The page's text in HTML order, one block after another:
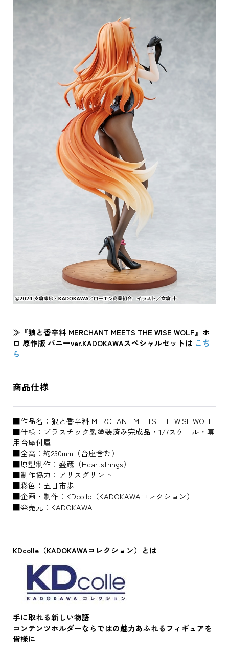
≫『狼と香辛料 MERCHANT MEETS THE WISE WOLF』ホ
ロ 原作版 バニーver.KADOKAWAスペシャルセットは こち
ら
商品仕様
■作品名：狼と香辛料 MERCHANT MEETS THE WISE WOLF
■仕様：プラスチック製塗装済み完成品・1/7スケール・専
用台座付属
■全高：約230mm（台座含む）
■原型制作：盛蔵（Heartstrings）
■制作協力：アリスグリント
■彩色：五日市歩
■企画・制作：KDcolle（KADOKAWAコレクション）
■発売元：KADOKAWA
KDcolle（KADOKAWAコレクション）とは
手に取れる新しい物語
コンテンツホルダーならではの魅力あふれるフィギュアを
皆様に